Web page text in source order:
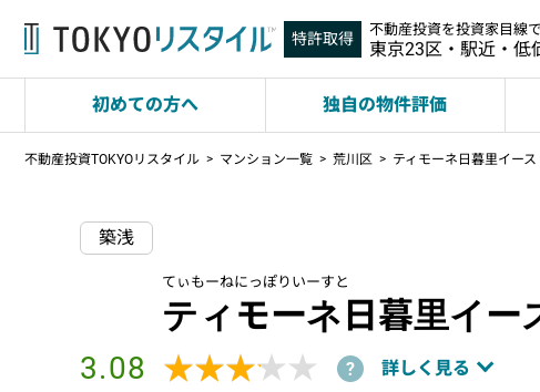
特許取得 不動産投資を投資家目線
東京23区・駅近・低
初めての方へ 独自の物件評価
不動産投資TOKYOリスタイル マンション一覧 荒川区 ティモーネ日暮里イース
築浅
てぃもーねにっぽりいーすと
ティモーネ日暮里イー
3.08 ★★★★★
★★★★★ ? 詳しく見る